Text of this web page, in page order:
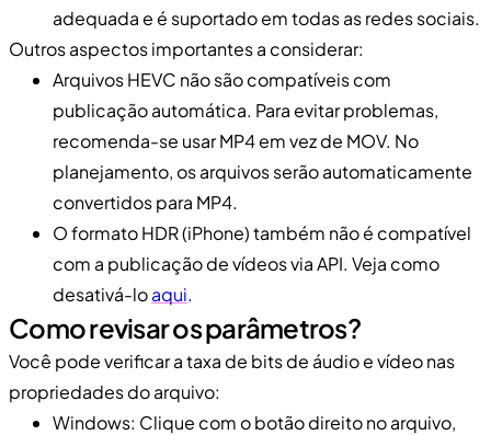
adequada e é suportado em todas as redes sociais.
Outros aspectos importantes a considerar:
Arquivos HEVC não são compatíveis com
publicação automática. Para evitar problemas,
recomenda-se usar MP4 em vez de MOV. No
planejamento, os arquivos serão automaticamente
convertidos para MP4.
O formato HDR (iPhone) também não é compatível
com a publicação de vídeos via API. Veja como
desativá-loaqui.
Como revisar os parâmetros?
Você pode verificar a taxa de bits de áudio e vídeo nas
propriedades do arquivo:
Windows: Clique com o botão direito no arquivo,